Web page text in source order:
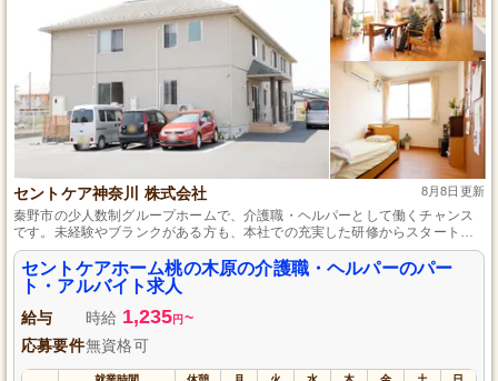
セントケア神奈川 株式会社 8月8日更新
秦野市の少人数制グループホームで、介護職・ヘルパーとして働くチャンス
です。未経験やブランクがある方も、本社での充実した研修からスタート
し、資格取得の全額補助という支援があります。これは、新しいキャリアを
築く絶好の機会です。
セントケアホーム桃の木原の介護職・ヘルパーのパー
ト・アルバイト求人
給与 時給 1,235円 ~
応募要件無資格可